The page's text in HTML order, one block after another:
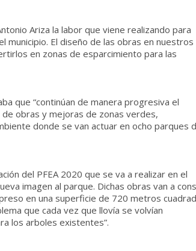
Ariza la labor que viene realizando para
El diseño de las obras en nuestros
en zonas de esparcimiento para las
que “continúan de manera progresiva el
obras y mejoras de zonas verdes,
donde se van actuar en ocho parques
del PFEA 2020 que se va a realizar en el
imagen al parque. Dichas obras van a
en una superficie de 720 metros
que cada vez que llovía se volvían
los arboles existentes”.